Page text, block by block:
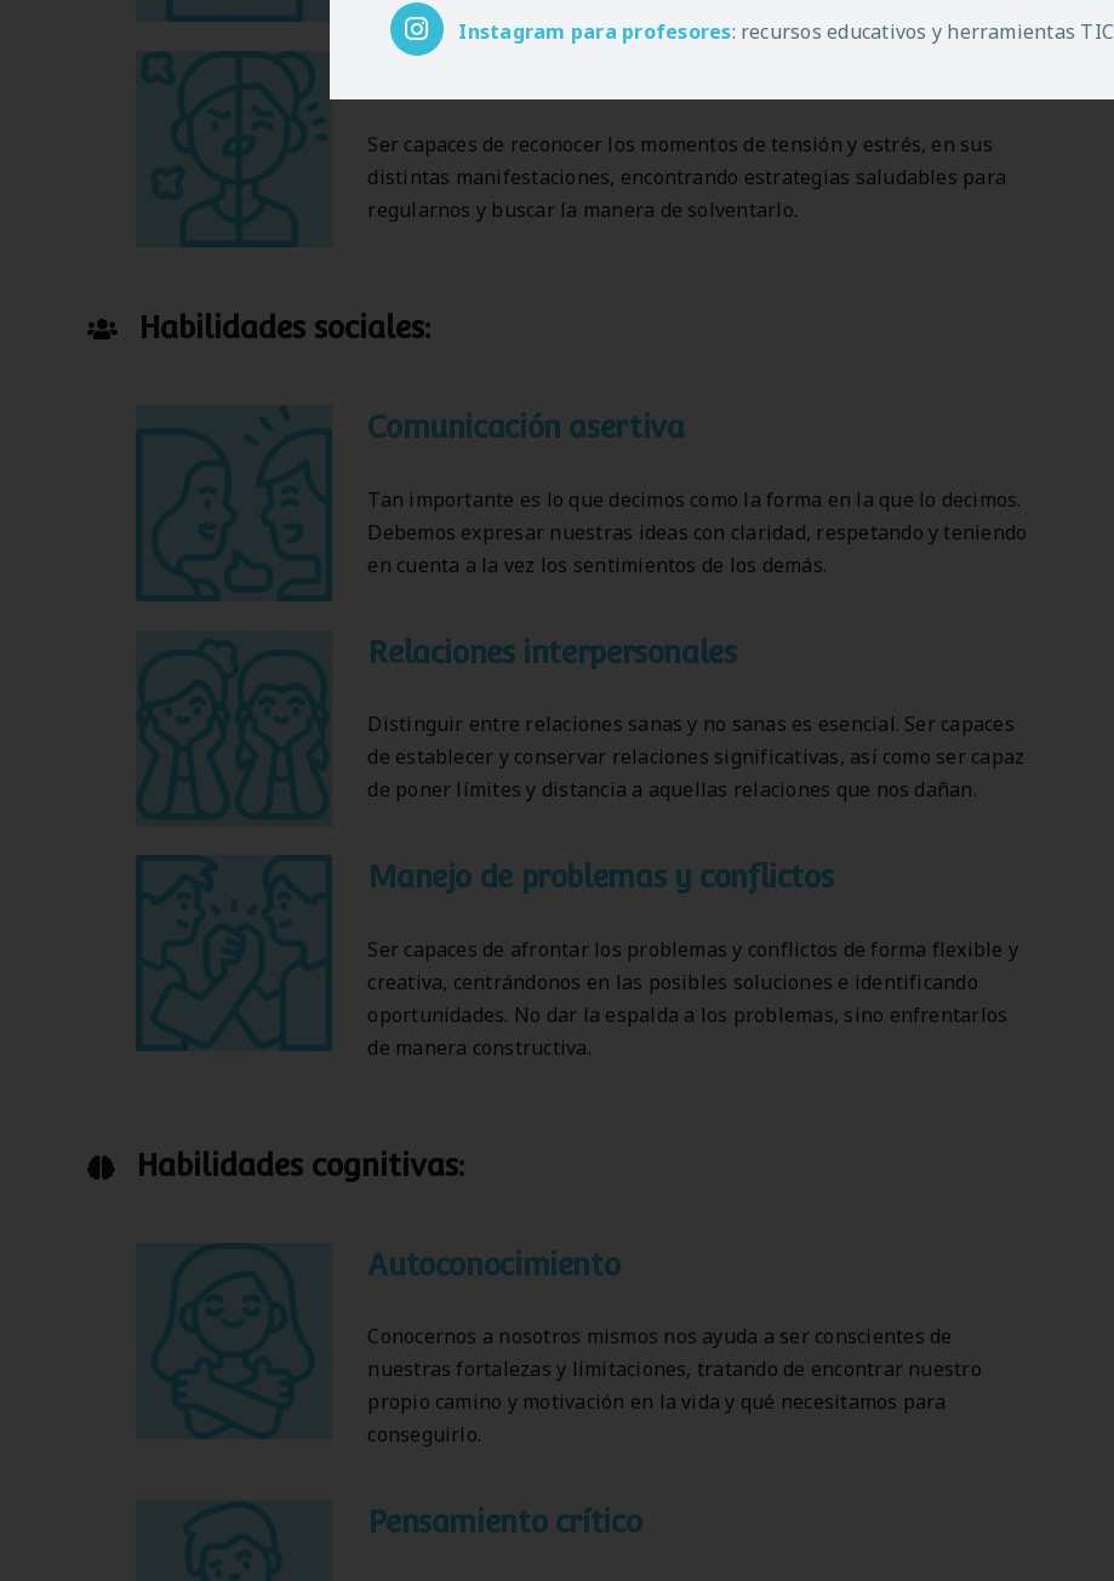
Ser capaces de reconocer los momentos de tensión y estrés, en sus
distintas manifestaciones, encontrando estrategias saludables para
regularnos y buscar la manera de solventarlo.
Habilidades sociales:
Comunicación asertiva
Tan importante es lo que decimos como la forma en la que lo decimos.
Debemos expresar nuestras ideas con claridad, respetando y teniendo
en cuenta a la vez los sentimientos de los demás.
Relaciones interpersonales
Distinguir entre relaciones sanas y no sanas es esencial. Ser capaces
de establecer y conservar relaciones significativas, así como ser capaz
de poner límites y distancia a aquellas relaciones que nos dañan.
Manejo de problemas y conflictos
Ser capaces de afrontar los problemas y conflictos de forma flexible y
creativa, centrándonos en las posibles soluciones e identificando
oportunidades. No dar la espalda a los problemas, sino enfrentarlos
de manera constructiva.
Habilidades cognitivas:
Autoconocimiento
Conocernos a nosotros mismos nos ayuda a ser conscientes de
nuestras fortalezas y limitaciones, tratando de encontrar nuestro
propio camino y motivación en la vida y qué necesitamos para
conseguirlo.
Pensamiento crítico
Instagram para profesores: recursos educativos y herramientas TIC